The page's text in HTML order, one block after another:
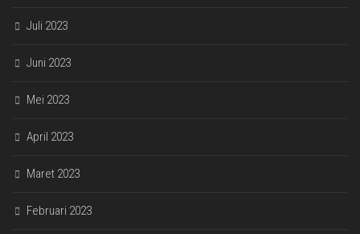
Juli 2023
Juni 2023
Mei 2023
April 2023
Maret 2023
Februari 2023